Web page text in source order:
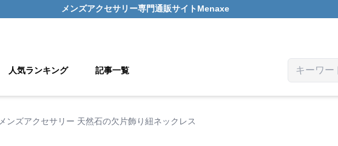
メンズアクセサリー専門通販サイト Menaxe
人気ランキング 記事一覧
メンズアクセサリー 天然石の欠片飾り紐ネックレス